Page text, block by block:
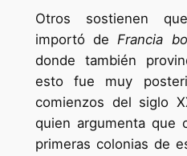
Otros sostienen
importó deFrancia
donde también
esto fue muy
comienzos del siglo
quien argumenta que
primeras colonias de